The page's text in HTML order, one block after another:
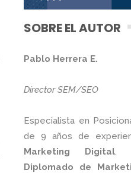
SOBRE EL AUTOR
Pablo Herrera E.
Director SEM/SEO
Especialista en
de 9 años de
Marketing Digital.
Diplomado de